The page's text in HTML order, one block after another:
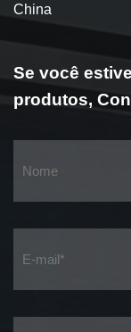
China
Se você
produtos,